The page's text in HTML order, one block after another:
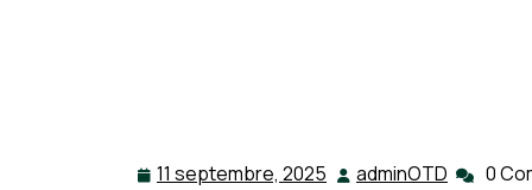
11 septembre, 2025 adminOTD
0